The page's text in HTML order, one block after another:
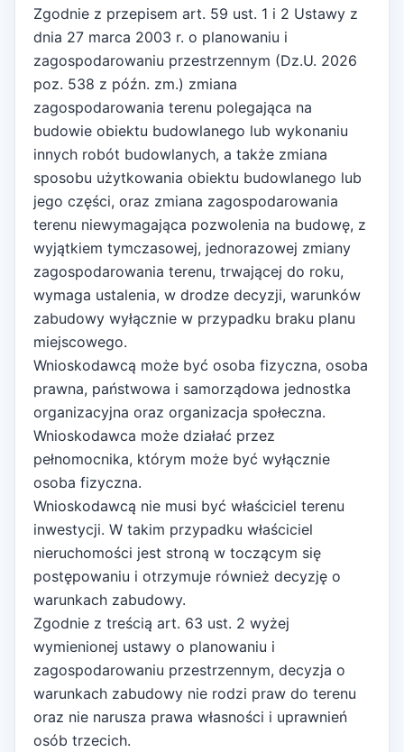
Zgodnie z przepisem art. 59 ust. 1 i 2 Ustawy z
dnia 27 marca 2003 r. o planowaniu i
zagospodarowaniu przestrzennym (Dz.U. 2026
poz. 538 z późn. zm.) zmiana
zagospodarowania terenu polegająca na
budowie obiektu budowlanego lub wykonaniu
innych robót budowlanych, a także zmiana
sposobu użytkowania obiektu budowlanego lub
jego części, oraz zmiana zagospodarowania
terenu niewymagająca pozwolenia na budowę, z
wyjątkiem tymczasowej, jednorazowej zmiany
zagospodarowania terenu, trwającej do roku,
wymaga ustalenia, w drodze decyzji, warunków
zabudowy wyłącznie w przypadku braku planu
miejscowego.
Wnioskodawcą może być osoba fizyczna, osoba
prawna, państwowa i samorządowa jednostka
organizacyjna oraz organizacja społeczna.
Wnioskodawca może działać przez
pełnomocnika, którym może być wyłącznie
osoba fizyczna.
Wnioskodawcą nie musi być właściciel terenu
inwestycji. W takim przypadku właściciel
nieruchomości jest stroną w toczącym się
postępowaniu i otrzymuje również decyzję o
warunkach zabudowy.
Zgodnie z treścią art. 63 ust. 2 wyżej
wymienionej ustawy o planowaniu i
zagospodarowaniu przestrzennym, decyzja o
warunkach zabudowy nie rodzi praw do terenu
oraz nie narusza prawa własności i uprawnień
osób trzecich.